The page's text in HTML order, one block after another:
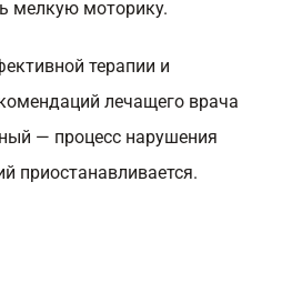
мелкую моторику.
терапии и
лечащего врача
— процесс нарушения
приостанавливается.